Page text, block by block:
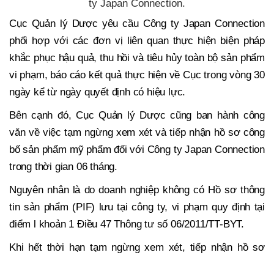
ty Japan Connection.
Cục Quản lý Dược yêu cầu Công ty Japan Connection
phối hợp với các đơn vị liên quan thực hiện biện pháp
khắc phục hậu quả, thu hồi và tiêu hủy toàn bộ sản phẩm
vi phạm, báo cáo kết quả thực hiện về Cục trong vòng 30
ngày kể từ ngày quyết định có hiệu lực.
Bên cạnh đó, Cục Quản lý Dược cũng ban hành công
văn về việc tạm ngừng xem xét và tiếp nhận hồ sơ công
bố sản phẩm mỹ phẩm đối với Công ty Japan Connection
trong thời gian 06 tháng.
Nguyên nhân là do doanh nghiệp không có Hồ sơ thông
tin sản phẩm (PIF) lưu tại công ty, vi phạm quy định tại
điểm l khoản 1 Điều 47 Thông tư số 06/2011/TT-BYT.
Khi hết thời hạn tạm ngừng xem xét, tiếp nhận hồ sơ